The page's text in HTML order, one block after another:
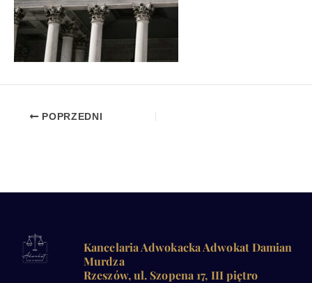
POPRZEDNI
Kancelaria Adwokacka Adwokat Damian
Murdza
Rzeszów, ul. Szopena 17, III piętro